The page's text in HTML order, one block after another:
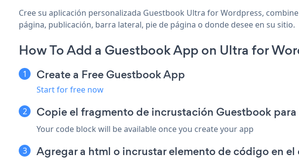
Cree su aplicación personalizada Guestbook Ultra for Wordpress,
página, publicación, barra lateral, pie de página o donde desee en su sitio.
How To Add a Guestbook App on Ultra for
Create a Free Guestbook App
Start for free now
Copie el fragmento de incrustación Guestbook
Your code block will be available once you create your app
Agregar a html o incrustar elemento de código en